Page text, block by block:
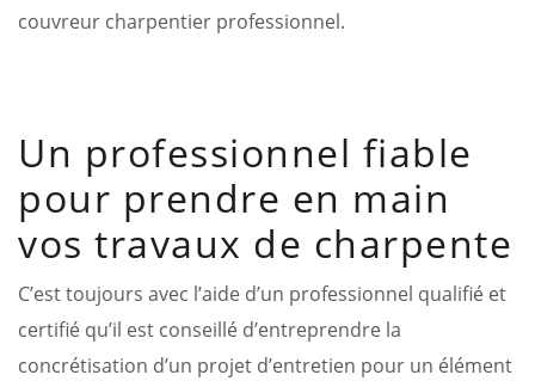
couvreur charpentier professionnel.
Un professionnel fiable
pour prendre en main
vos travaux de charpente
C’est toujours avec l’aide d’un professionnel qualifié et
certifié qu’il est conseillé d’entreprendre la
concrétisation d’un projet d’entretien pour un élément